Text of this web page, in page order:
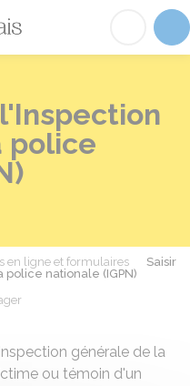
Fréville-du-
police
en ligne et formulaires
Saisir
nationale (IGPN)
générale de la
ou témoin d'un